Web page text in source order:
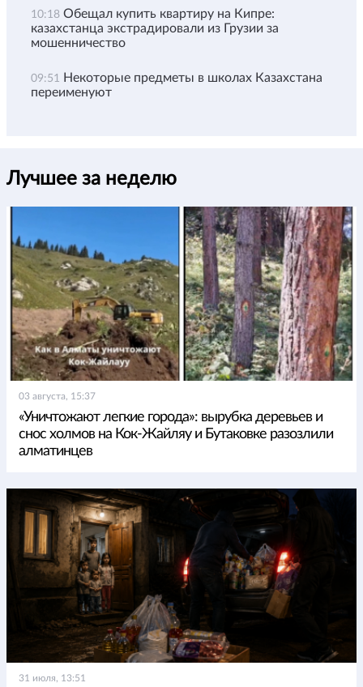
10:18 Обещал купить квартиру на Кипре:
казахстанца экстрадировали из Грузии за
мошенничество
09:51
Некоторые предметы в школах Казахстана
переименуют
Лучшее за неделю
03 августа, 15:37
«Уничтожают легкие города»: вырубка деревьев и
снос холмов на Кок-Жайляу и Бутаковке разозлили
алматинцев
31 июля, 13:51